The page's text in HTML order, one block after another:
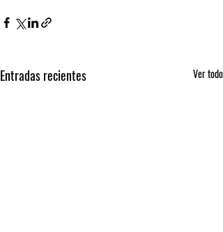
Entradas recientes Ver todo